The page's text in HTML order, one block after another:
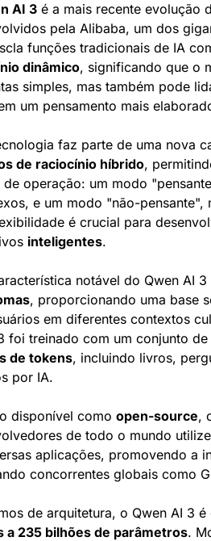
AI 3 é a mais recente evolução
pela Alibaba, um dos
dinâmico, significando que o
simples, mas também pode
um pensamento mais
de raciocínio híbrido,
operação: um modo
e um modo "não-pensante",
é crucial para
inteligentes.
, proporcionando uma base
em diferentes contextos
foi treinado com um conjunto
de tokens, incluindo livros,
por IA.
disponível como open-source,
de todo o mundo
aplicações, promovendo a
concorrentes globais como
de arquitetura, o Qwen AI 3
a 235 bilhões de parâmetros.